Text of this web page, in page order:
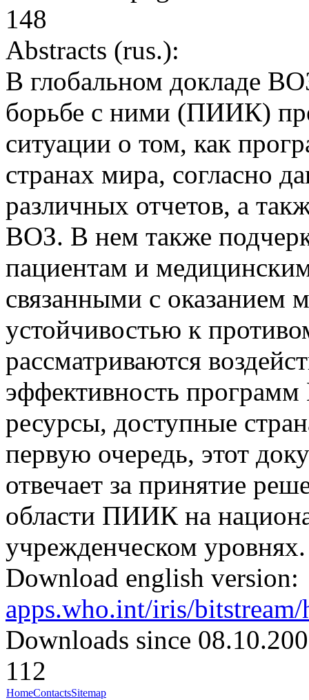
148
Abstracts (rus.):
В глобальном докладе
борьбе с ними (ПИИК)
ситуации о том, как
странах мира, согласно
различных отчетов, а
ВОЗ. В нем также
пациентам и
связанными с оказанием
устойчивостью к
рассматриваются
эффективность
ресурсы, доступные
первую очередь, этот
отвечает за принятие
области ПИИК на
учрежденческом уровнях.
Download english version:
apps.who.int/iris/
Downloads since
112
HomeContactsSitemap